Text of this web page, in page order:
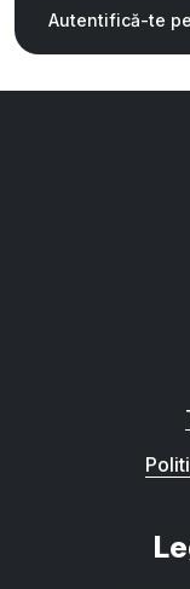
Autentifică-te